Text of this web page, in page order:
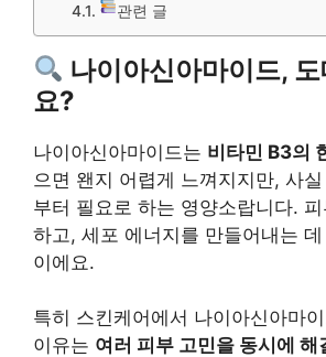
관련 글
나이아신아마이드,
요?
나이아신아마이드는 비타민 B3의
으면 왠지 어렵게 느껴지지만, 사
부터 필요로 하는 영양소랍니다.
하고, 세포 에너지를 만들어내는
이에요.
특히 스킨케어에서 나이아신아마
이유는 여러 피부 고민을 동시에 해